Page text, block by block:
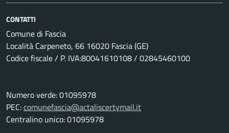
CONTATTI
Comune di Fascia
Località Carpeneto, 66 16020 Fascia (GE)
Codice fiscale / P. IVA:80041610108 / 02845460100
Numero verde: 01095978
PEC:comunefascia@actaliscertymail.it
Centralino unico: 01095978